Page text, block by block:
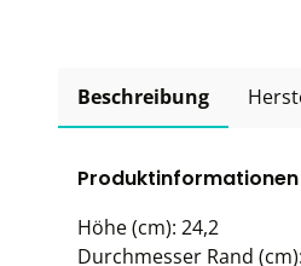
Beschreibung
Produktinformationen
Höhe (cm): 24,2
Durchmesser Rand